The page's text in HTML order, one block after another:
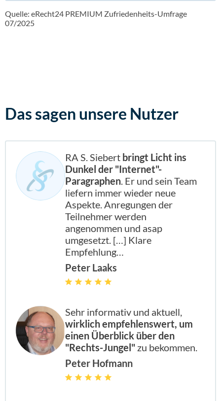
Quelle: eRecht24 PREMIUM Zufriedenheits-Umfrage
07/2025
Das sagen unsere Nutzer
RA S. Siebert bringt Licht ins
Dunkel der "Internet"-
Paragraphen. Er und sein Team
liefern immer wieder neue
Aspekte. Anregungen der
Teilnehmer werden
angenommen und asap
umgesetzt. […] Klare
Empfehlung…
Peter Laaks
Sehr informativ und aktuell,
wirklich empfehlenswert, um
einen Überblick über den
"Rechts-Jungel" zu bekommen.
Peter Hofmann